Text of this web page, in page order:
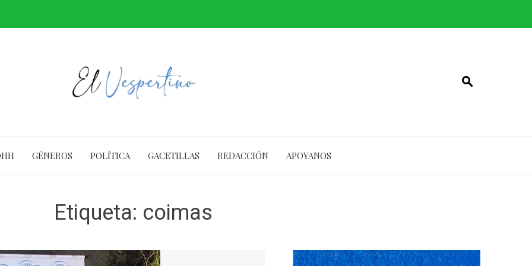
GÉNEROS POLÍTICA GACETILLAS REDACCIÓN APOYANOS
Etiqueta: coimas